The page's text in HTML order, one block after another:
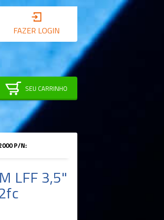
FAZER LOGIN
SEU CARRINHO
P/N:
LFF 3,5"